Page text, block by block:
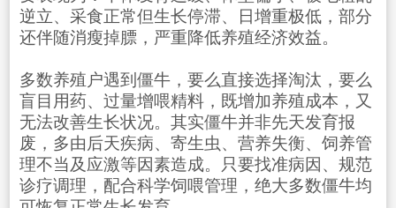
逆立、采食正常但生长停滞、日增重极低，部分
还伴随消瘦掉膘，严重降低养殖经济效益。
多数养殖户遇到僵牛，要么直接选择淘汰，要么
盲目用药、过量增喂精料，既增加养殖成本，又
无法改善生长状况。其实僵牛并非先天发育报
废，多由后天疾病、寄生虫、营养失衡、饲养管
理不当及应激等因素造成。只要找准病因、规范
诊疗调理，配合科学饲喂管理，绝大多数僵牛均